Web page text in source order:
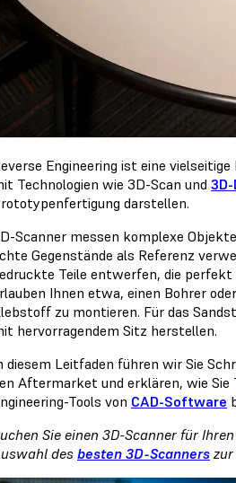
Engineering ist eine
Technologien wie 3D-Scan und
darstellen.
Scanner messen komplexe
Gegenstände als Referenz
Teile entwerfen, die
Ihnen etwa, einen Bohrer
zu montieren. Für das
hervorragendem Sitz herstellen.
diesem Leitfaden führen wir Sie
Aftermarket und erklären, wie Sie
Tools von CAD-Software
Sie einen 3D-Scanner für Ihren
des besten 3D-Scanners